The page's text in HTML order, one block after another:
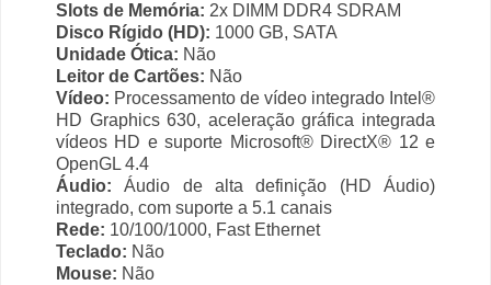
Slots de Memória: 2x DIMM DDR4 SDRAM
Disco Rígido (HD): 1000 GB, SATA
Unidade Ótica: Não
Leitor de Cartões: Não
Vídeo: Processamento de vídeo integrado Intel®
HD Graphics 630, aceleração gráfica integrada
vídeos HD e suporte Microsoft® DirectX® 12 e
OpenGL 4.4
Áudio: Áudio de alta definição (HD Áudio)
integrado, com suporte a 5.1 canais
Rede: 10/100/1000, Fast Ethernet
Teclado: Não
Mouse: Não